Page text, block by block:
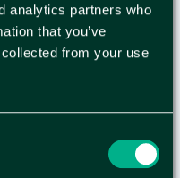
analytics partners who
that you’ve
from your use
rundad lins
Skyddsglasögon
mot repor.
och bra skydd
166:2001 - CE-